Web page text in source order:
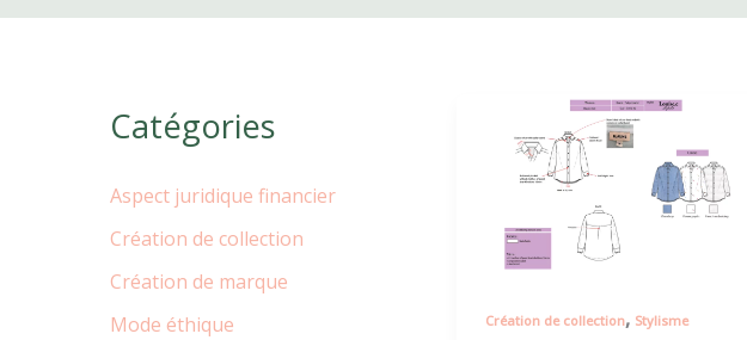
Catégories
Aspect juridique financier
Création de collection
Création de marque
Mode éthique
Création de collection, Stylisme
Comment
faire
technique
de
?